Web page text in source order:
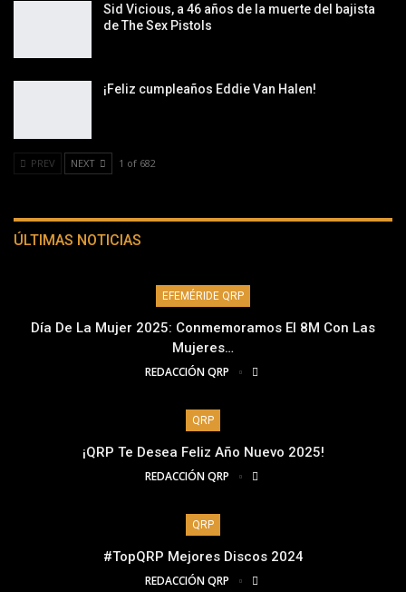
Sid Vicious, a 46 años de la muerte del bajista
de The Sex Pistols
¡Feliz cumpleaños Eddie Van Halen!
PREV NEXT 1 of 682
ÚLTIMAS NOTICIAS
EFEMÉRIDE QRP
Día De La Mujer 2025: Conmemoramos El 8M Con Las
Mujeres…
REDACCIÓN QRP
QRP
¡QRP Te Desea Feliz Año Nuevo 2025!
REDACCIÓN QRP
QRP
#TopQRP Mejores Discos 2024
REDACCIÓN QRP